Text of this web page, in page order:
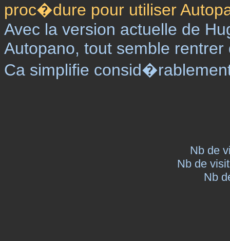
proc�dure pour utiliser
Avec la version actuelle de
Autopano, tout semble rentrer
Ca simplifie
Nb de
Nb de
Nb